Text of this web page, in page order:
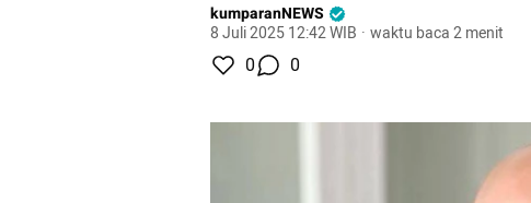
kumparanNEWS
8 Juli 2025 12:42 WIB · waktu baca 2 menit
0 0